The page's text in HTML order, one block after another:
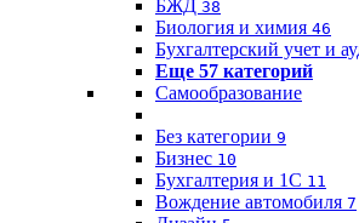
БЖД 38
Биология и химия 46
Бухгалтерский учет и
Еще 57 категорий
Самообразование
Без категории 9
Бизнес 10
Бухгалтерия и 1C 11
Вождение автомобиля 7